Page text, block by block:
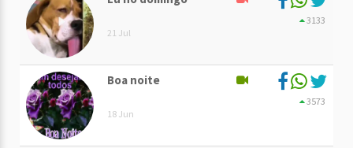
21 Jul
3133
Boa noite
18 Jun
3573